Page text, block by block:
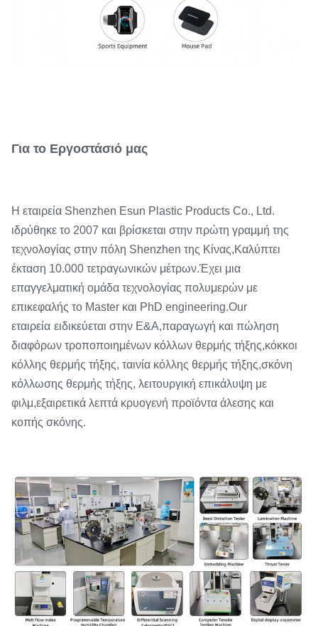
Για το Εργοστάσιό μας
Η εταιρεία Shenzhen Esun Plastic Products Co., Ltd.
ιδρύθηκε το 2007 και βρίσκεται στην πρώτη γραμμή της
τεχνολογίας στην πόλη Shenzhen της Κίνας,Καλύπτει
έκταση 10.000 τετραγωνικών μέτρων.Έχει μια
επαγγελματική ομάδα τεχνολογίας πολυμερών με
επικεφαλής το Master και PhD engineering.Our
εταιρεία ειδικεύεται στην Ε&Α,παραγωγή και πώληση
διαφόρων τροποποιημένων κόλλων θερμής τήξης,κόκκοι
κόλλης θερμής τήξης, ταινία κόλλης θερμής τήξης,σκόνη
κόλλωσης θερμής τήξης, λειτουργική επικάλυψη με
φιλμ,εξαιρετικά λεπτά κρυογενή προϊόντα άλεσης και
κοπής σκόνης.